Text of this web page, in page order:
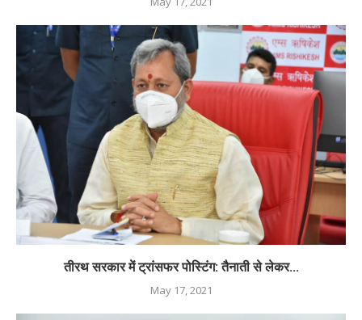
तीरथ सरकार में ट्रांसफर पोस्टिंग: तैनाती से लेकर...
May 17, 2021